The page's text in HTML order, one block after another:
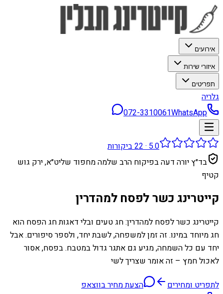
אירועים
איזורי שירות
תפריטים
גלריה
072-3310061WhatsApp
5.0
·
22ביקורות
בד״ץ יורה דעה בפיקוח הרב שלמה מחפוד שליט״א, ירק גוש
קטיף
קייטרינג כשר לפסח למהדרין
קייטרינג כשר לפסח למהדרין: חג טעים ובלי דאגות חג הפסח הוא
חג מיוחד במינו. זה זמן למשפחה, לשבת יחד, ולספר סיפורים. אבל
יחד עם כל השמחה, מגיע גם אתגר גדול במטבח. בפסח, אסור
לאכול חמץ – זה אומר שצריך לשי
לתפריט ומחירים
הצעת מחיר בווצאפ